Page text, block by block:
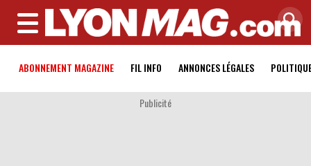
MENU
ABONNEMENT MAGAZINE FIL INFO ANNONCES LÉGALES
Publicité